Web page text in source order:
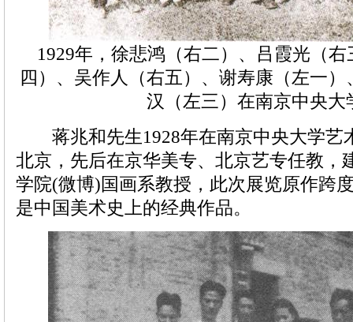
1929年，徐悲鸿（右二）、吕霞光（
四）、吴作人（右五）、谢寿康（左一
汉（左三）在南京中央大
蒋兆和先生1928年在南京中央大学艺
北京，先后在京华美专、北京艺专任教，
学院(微博)国画系教授，此次展览原作跨
是中国美术史上的经典作品。